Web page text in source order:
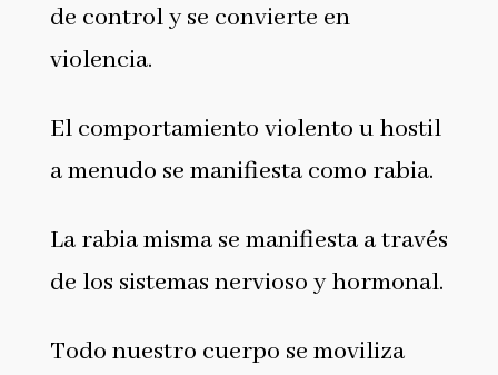
de control y se convierte en
violencia.
El comportamiento violento u hostil
a menudo se manifiesta como rabia.
La rabia misma se manifiesta a través
de los sistemas nervioso y hormonal.
Todo nuestro cuerpo se moviliza